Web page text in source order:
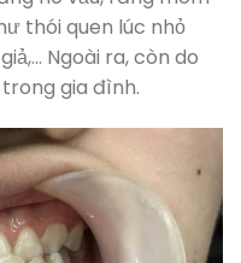
thói quen lúc nhỏ
Ngoài ra, còn do
gia đình.